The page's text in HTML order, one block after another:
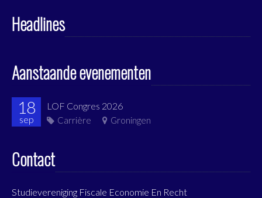
Headlines
Aanstaande evenementen
18
sep
LOF Congres 2026
Carrière Groningen
Contact
Studievereniging Fiscale Economie En Recht